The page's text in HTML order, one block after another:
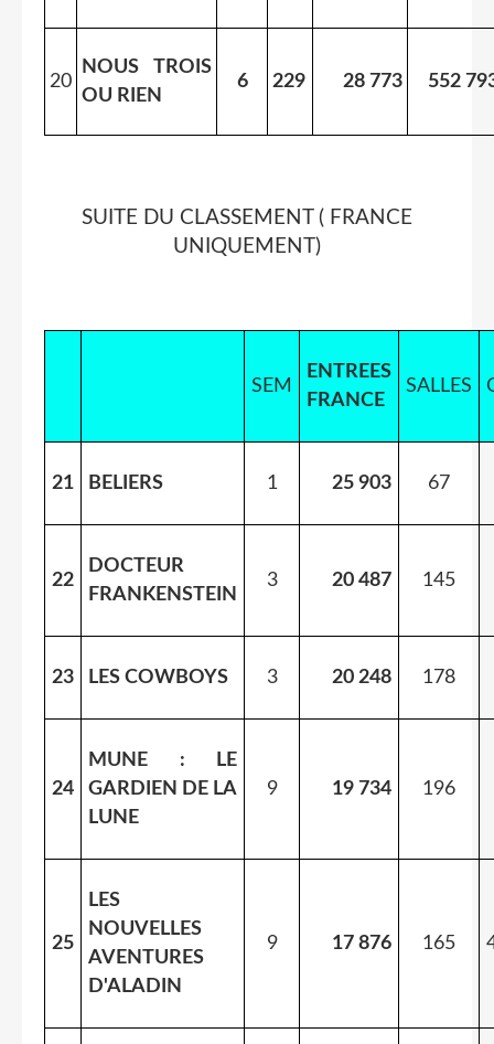
20
NOUS TROIS
OU RIEN
6 229 28 773 552
SUITE DU CLASSEMENT ( FRANCE
UNIQUEMENT)
SEM
ENTREES
FRANCE
SALLES
21 BELIERS 1 25 903 67
22
DOCTEUR
FRANKENSTEIN
3 20 487 145
23 LES COWBOYS 3 20 248 178
24
MUNE : LE
GARDIEN DE LA
LUNE
9 19 734 196
25
LES
NOUVELLES
AVENTURES
D'ALADIN
9 17 876 165